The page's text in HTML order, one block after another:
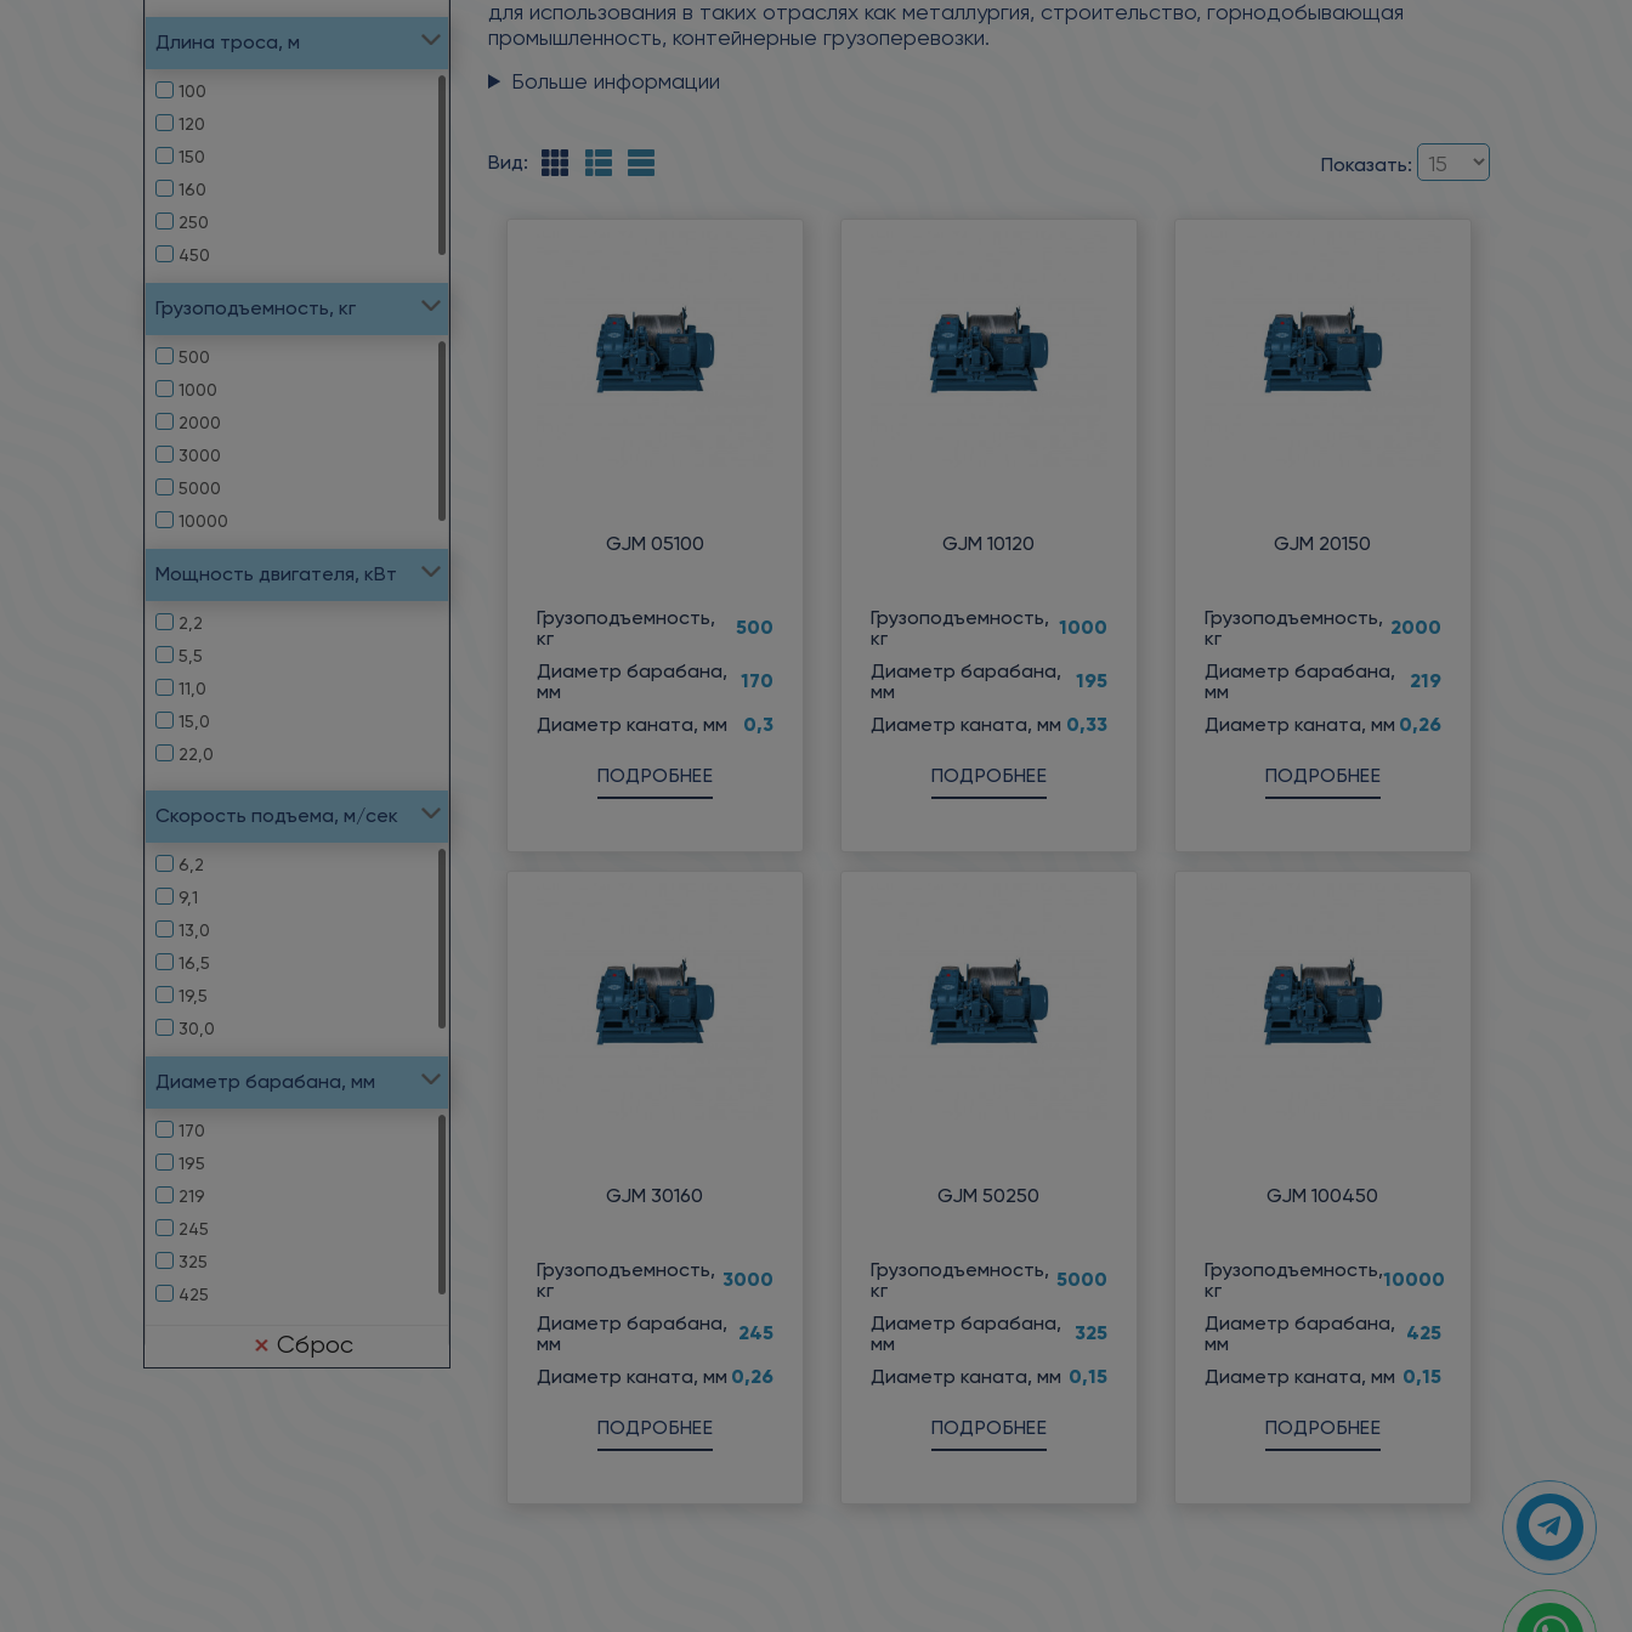
Длина троса, м
100
120
150
160
250
450
Грузоподъемность, кг
500
1000
2000
3000
5000
10000
Мощность двигателя, кВт
2,2
5,5
11,0
15,0
22,0
Скорость подъема, м/сек
6,2
9,1
13,0
16,5
19,5
30,0
Диаметр барабана, мм
170
195
219
245
325
425
Сброс
для использования в таких отраслях как металлургия, строительство, горнодобывающая
промышленность, контейнерные грузоперевозки.
Больше информации
Вид: Показать:
GJM 05100
Грузоподъемность,
кг
500
Диаметр барабана,
мм
170
Диаметр каната, мм
0,3
ПОДРОБНЕЕ
GJM 10120
Грузоподъемность,
кг
1000
Диаметр барабана,
мм
195
Диаметр каната, мм 0,33
ПОДРОБНЕЕ
GJM 20150
Грузоподъемность,
кг
2000
Диаметр барабана,
мм
219
Диаметр каната, мм 0,26
ПОДРОБНЕЕ
GJM 30160
Грузоподъемность,
кг
3000
Диаметр барабана,
мм
245
Диаметр каната, мм 0,26
ПОДРОБНЕЕ
GJM 50250
Грузоподъемность,
кг
5000
Диаметр барабана,
мм
325
Диаметр каната, мм 0,15
ПОДРОБНЕЕ
GJM 100450
Грузоподъемность,
кг
10000
Диаметр барабана,
мм
425
Диаметр каната, мм 0,15
ПОДРОБНЕЕ